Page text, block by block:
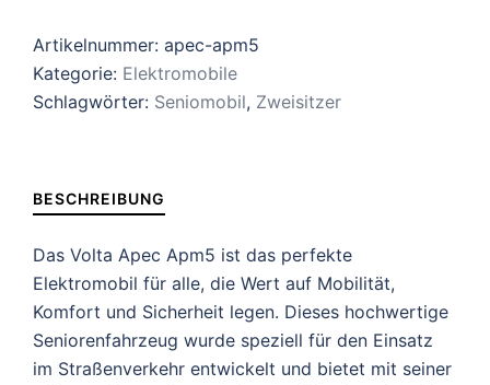
Artikelnummer: apec-apm5
Kategorie: Elektromobile
Schlagwörter: Seniomobil, Zweisitzer
BESCHREIBUNG
Das Volta Apec Apm5 ist das perfekte
Elektromobil für alle, die Wert auf Mobilität,
Komfort und Sicherheit legen. Dieses hochwertige
Seniorenfahrzeug wurde speziell für den Einsatz
im Straßenverkehr entwickelt und bietet mit seiner